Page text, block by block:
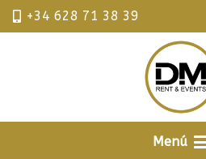
+34 628 71 38 39
Menú